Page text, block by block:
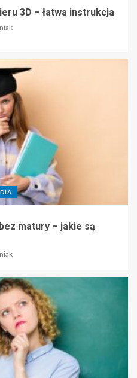
3D – łatwa instrukcja
matury – jakie są